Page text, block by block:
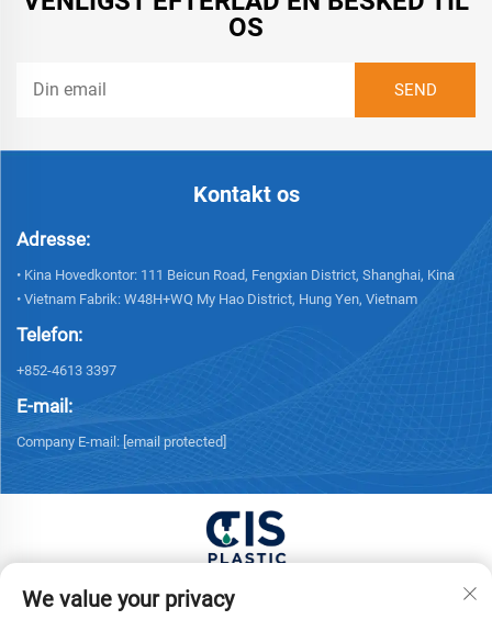
OS
Kontakt os
Adresse:
• Kina Hovedkontor: 111 Beicun Road, Fengxian District, Shanghai, Kina
• Vietnam Fabrik: W48H+WQ My Hao District, Hung Yen, Vietnam
Telefon:
+852-4613 3397
E-mail:
Company E-mail: [email protected]
Copyright © 2026 China XUONG HOANG TRADING
COMPANY LIMITED Alle rettigheder forbeholdes. -
We value your privacy